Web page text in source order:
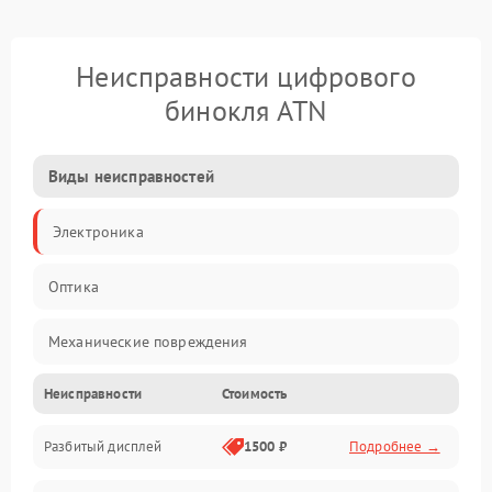
Неисправности цифрового
бинокля ATN
Виды неисправностей
Электроника
Оптика
Механические повреждения
Видео
Механика
Неисправности Стоимость
Разбитый дисплей 1500 ₽ Подробнее →